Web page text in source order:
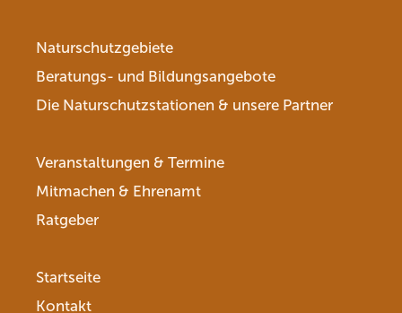
Naturschutzgebiete
Beratungs- und Bildungsangebote
Die Naturschutzstationen & unsere Partner
Veranstaltungen & Termine
Mitmachen & Ehrenamt
Ratgeber
Startseite
Kontakt